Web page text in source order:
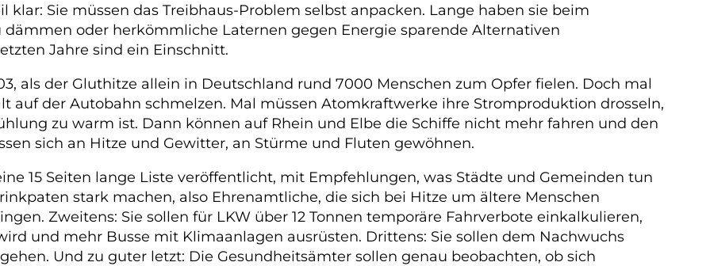
Sie müssen das Treibhaus-Problem selbst anpacken. Lange haben sie beim
oder herkömmliche Laternen gegen Energie sparende Alternativen
Jahre sind ein Einschnitt.
als der Gluthitze allein in Deutschland rund 7000 Menschen zum Opfer fielen. Doch mal
auf der Autobahn schmelzen. Mal müssen Atomkraftwerke ihre Stromproduktion drosseln,
zu warm ist. Dann können auf Rhein und Elbe die Schiffe nicht mehr fahren und den
sich an Hitze und Gewitter, an Stürme und Fluten gewöhnen.
15 Seiten lange Liste veröffentlicht, mit Empfehlungen, was Städte und Gemeinden tun
stark machen, also Ehrenamtliche, die sich bei Hitze um ältere Menschen
Zweitens: Sie sollen für LKW über 12 Tonnen temporäre Fahrverbote einkalkulieren,
und mehr Busse mit Klimaanlagen ausrüsten. Drittens: Sie sollen dem Nachwuchs
Und zu guter letzt: Die Gesundheitsämter sollen genau beobachten, ob sich